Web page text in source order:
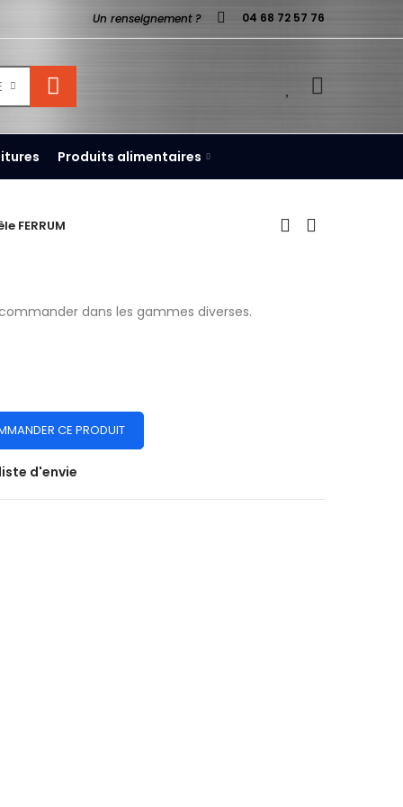
Un renseignement ? 04 68 72 57 76
Produits alimentaires
FERRUM
commander dans les gammes diverses.
CE PRODUIT
d'envie